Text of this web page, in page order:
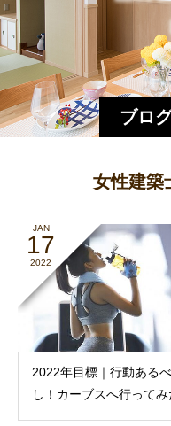
ブロ
女性建築
JAN
17
2022
2022年目標｜行動あるべ
し！カーブスへ行ってみ